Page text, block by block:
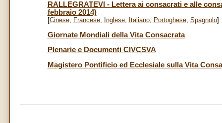
RALLEGRATEVI - Lettera ai consacrati e alle
febbraio 2014)
[Cinese, Francese, Inglese, Italiano, Portoghese, Spagnolo]
Giornate Mondiali della Vita Consacrata
Plenarie e Documenti CIVCSVA
Magistero Pontificio ed Ecclesiale sulla Vita